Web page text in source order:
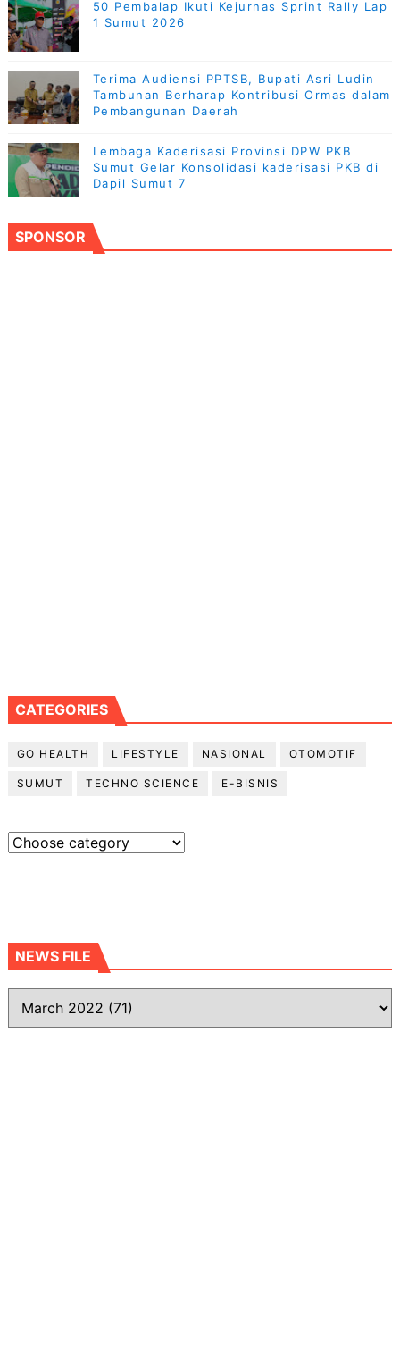
50 Pembalap Ikuti Kejurnas Sprint Rally Lap
1 Sumut 2026
Terima Audiensi PPTSB, Bupati Asri Ludin
Tambunan Berharap Kontribusi Ormas dalam
Pembangunan Daerah
Lembaga Kaderisasi Provinsi DPW PKB
Sumut Gelar Konsolidasi kaderisasi PKB di
Dapil Sumut 7
SPONSOR
CATEGORIES
GO HEALTH LIFESTYLE NASIONAL OTOMOTIF
SUMUT TECHNO SCIENCE E-BISNIS
NEWS FILE